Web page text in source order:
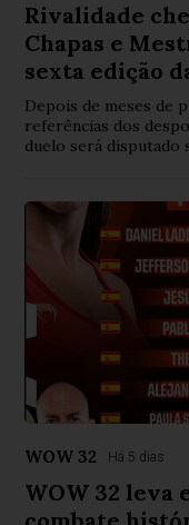
Rivalidade
Chapas e
sexta edição
Depois de meses de
referências dos
duelo será disputado
WOW 32 Há 5 dias
WOW 32 leva